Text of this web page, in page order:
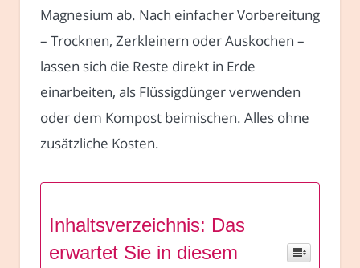
Magnesium ab. Nach einfacher Vorbereitung
– Trocknen, Zerkleinern oder Auskochen –
lassen sich die Reste direkt in Erde
einarbeiten, als Flüssigdünger verwenden
oder dem Kompost beimischen. Alles ohne
zusätzliche Kosten.
Inhaltsverzeichnis: Das
erwartet Sie in diesem